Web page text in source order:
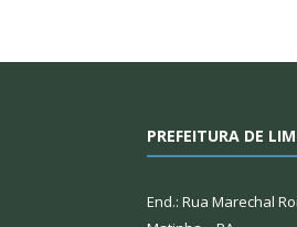
PREFEITURA DE
End.: Rua Marechal